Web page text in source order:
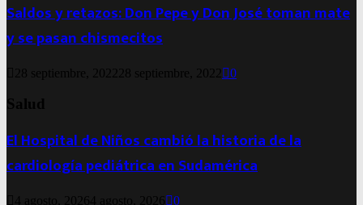
Saldos y retazos: Don Pepe y Don José toman mate
y se pasan chismecitos
28 septiembre, 2022 28 septiembre, 2022 0
Salud
El Hospital de Niños cambió la historia de la
cardiología pediátrica en Sudamérica
4 agosto, 20264 agosto, 2026 0